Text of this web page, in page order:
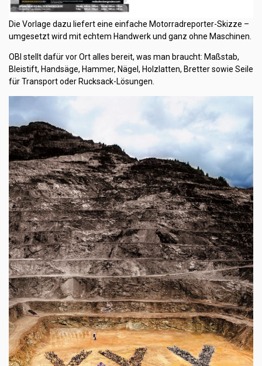
Die Vorlage dazu liefert eine einfache Motorradreporter-Skizze –
umgesetzt wird mit echtem Handwerk und ganz ohne Maschinen.
OBI stellt dafür vor Ort alles bereit, was man braucht: Maßstab,
Bleistift, Handsäge, Hammer, Nägel, Holzlatten, Bretter sowie Seile
für Transport oder Rucksack-Lösungen.